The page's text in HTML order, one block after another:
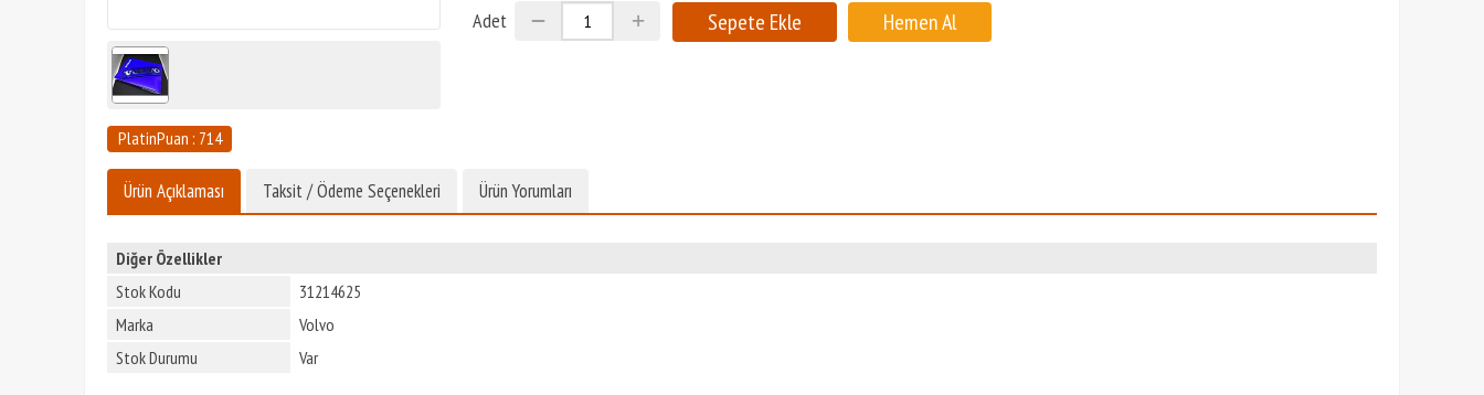
PlatinPuan : 714
Adet
Ürün Açıklaması Taksit / Ödeme Seçenekleri Ürün Yorumları
Diğer Özellikler
Stok Kodu
31214625
Marka
Volvo
Stok Durumu
Var